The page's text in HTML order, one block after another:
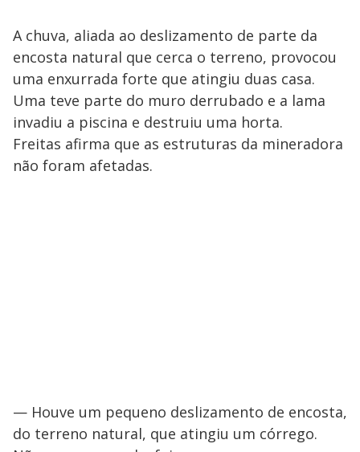
A chuva, aliada ao deslizamento de parte da
encosta natural que cerca o terreno, provocou
uma enxurrada forte que atingiu duas casa.
Uma teve parte do muro derrubado e a lama
invadiu a piscina e destruiu uma horta.
Freitas afirma que as estruturas da mineradora
não foram afetadas.
— Houve um pequeno deslizamento de encosta,
do terreno natural, que atingiu um córrego.